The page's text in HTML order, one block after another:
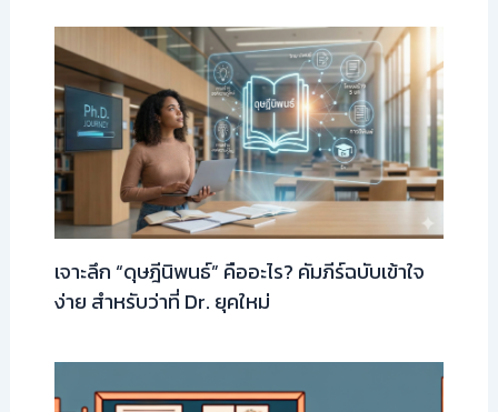
เจาะลึก “ดุษฎีนิพนธ์” คืออะไร? คัมภีร์ฉบับเข้าใจ
ง่าย สำหรับว่าที่ Dr. ยุคใหม่